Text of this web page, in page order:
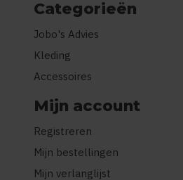
Categorieën
Jobo's Advies
Kleding
Accessoires
Mijn account
Registreren
Mijn bestellingen
Mijn verlanglijst